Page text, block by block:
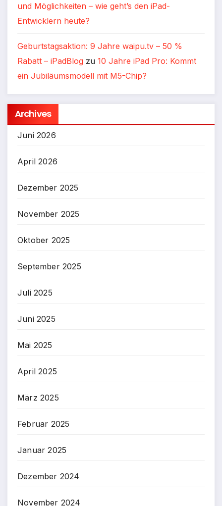
und Möglichkeiten – wie geht’s den iPad-
Entwicklern heute?
Geburtstagsaktion: 9 Jahre waipu.tv – 50 %
Rabatt – iPadBlog zu 10 Jahre iPad Pro: Kommt
ein Jubiläumsmodell mit M5-Chip?
Archives
Juni 2026
April 2026
Dezember 2025
November 2025
Oktober 2025
September 2025
Juli 2025
Juni 2025
Mai 2025
April 2025
März 2025
Februar 2025
Januar 2025
Dezember 2024
November 2024